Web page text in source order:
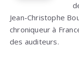
Jean-Christophe
chroniqueur à
des auditeurs.